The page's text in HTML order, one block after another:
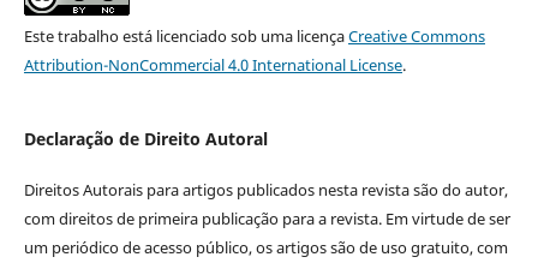
Este trabalho está licenciado sob uma licençaCreative Commons
Attribution-NonCommercial 4.0 International License.
Declaração de Direito Autoral
Direitos Autorais para artigos publicados nesta revista são do autor,
com direitos de primeira publicação para a revista. Em virtude de ser
um periódico de acesso público, os artigos são de uso gratuito, com